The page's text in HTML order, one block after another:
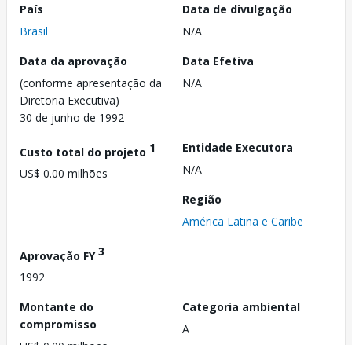
País
Brasil
Data de divulgação
N/A
Data da aprovação
(conforme apresentação da
Diretoria Executiva)
30 de junho de 1992
Data Efetiva
N/A
Custo total do projeto 1
US$ 0.00 milhões
Entidade Executora
N/A
Região
América Latina e Caribe
Aprovação FY3
1992
Montante do
compromisso
Categoria ambiental
A